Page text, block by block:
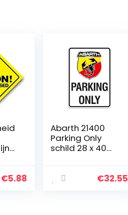
€5.88
Abarth 21400
Parking Only
schild 28 x 40
€32.55